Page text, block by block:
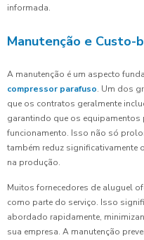
informada.
Manutenção e Custo-
A manutenção é um aspecto
compressor parafuso. Um dos
que os contratos geralmente
garantindo que os equipamentos
funcionamento. Isso não só
também reduz significativamente
na produção.
Muitos fornecedores de aluguel
como parte do serviço. Isso
abordado rapidamente,
sua empresa. A manutenção